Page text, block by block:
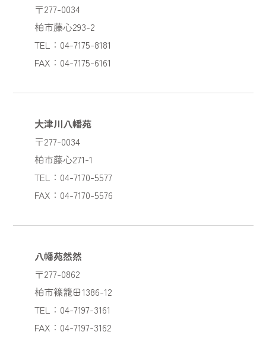
〒277-0034
柏市藤心293-2
TEL：04-7175-8181
FAX：04-7175-6161
大津川八幡苑
〒277-0034
柏市藤心271-1
TEL：04-7170-5577
FAX：04-7170-5576
八幡苑然然
〒277-0862
柏市篠籠田1386-12
TEL：04-7197-3161
FAX：04-7197-3162